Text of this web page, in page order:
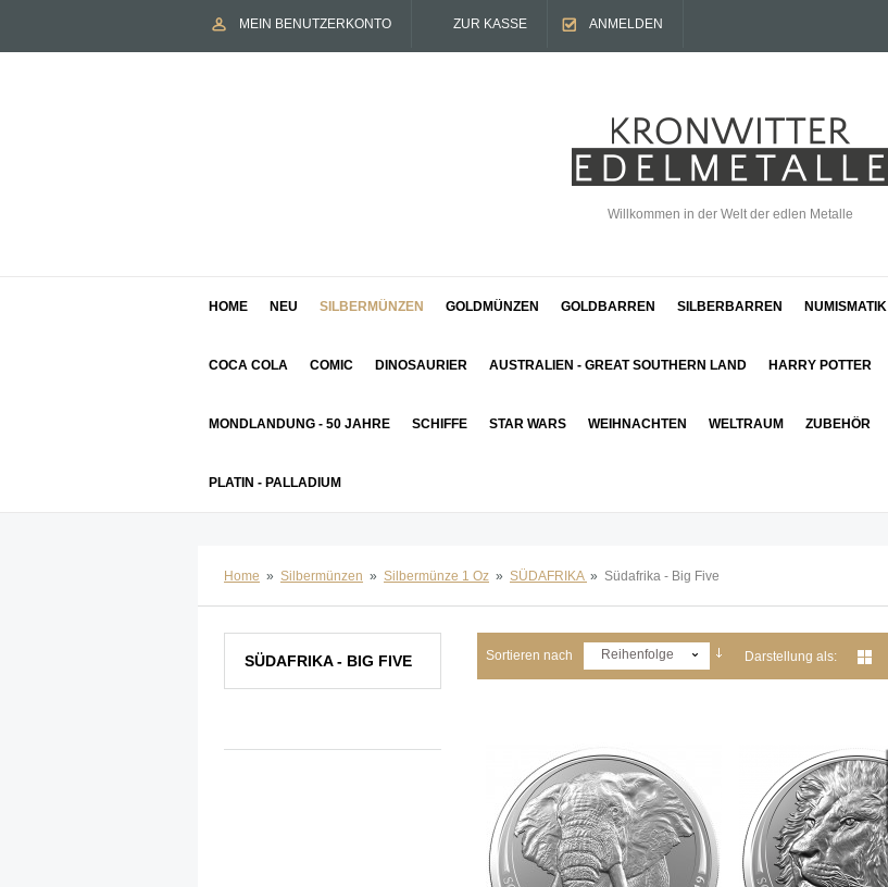
MEIN BENUTZERKONTO ZUR KASSE ANMELDEN
Willkommen in der Welt der edlen Metalle
HOME NEU SILBERMÜNZEN GOLDMÜNZEN GOLDBARREN SILBERBARREN NUMISMATIK
COCA COLA COMIC DINOSAURIER AUSTRALIEN - GREAT SOUTHERN LAND HARRY POTTER
MONDLANDUNG - 50 JAHRE SCHIFFE STAR WARS WEIHNACHTEN WELTRAUM ZUBEHÖR
PLATIN - PALLADIUM
Home » Silbermünzen » Silbermünze 1 Oz » SÜDAFRIKA » Südafrika - Big Five
Sortieren nach Reihenfolge Darstellung als:
SÜDAFRIKA - BIG FIVE